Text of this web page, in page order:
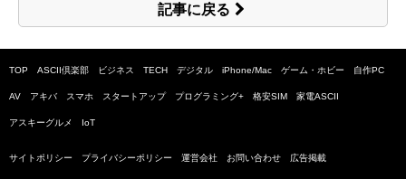
記事に戻る
TOP ASCII倶楽部 ビジネス TECH デジタル iPhone/Mac ゲーム・ホビー 自作PC
AV アキバ スマホ スタートアップ プログラミング+ 格安SIM 家電ASCII
アスキーグルメ IoT
サイトポリシー プライバシーポリシー 運営会社 お問い合わせ 広告掲載